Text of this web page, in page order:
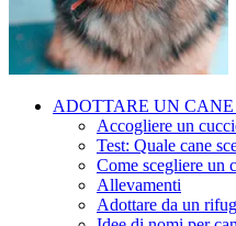
ADOTTARE UN CANE
Accogliere un
Test: Quale cane
Come scegliere un
Allevamenti
Adottare da un